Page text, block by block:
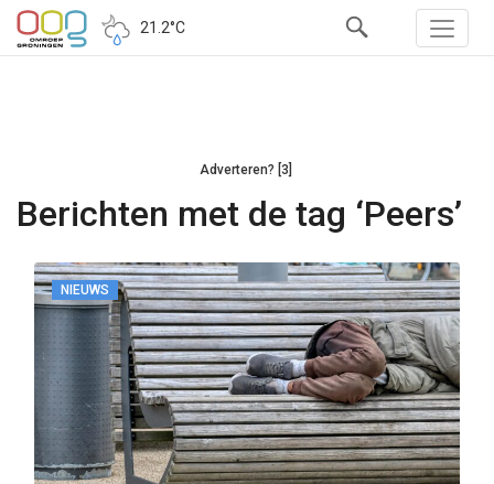
21.2°C
Adverteren? [3]
Berichten met de tag ‘Peers’
NIEUWS